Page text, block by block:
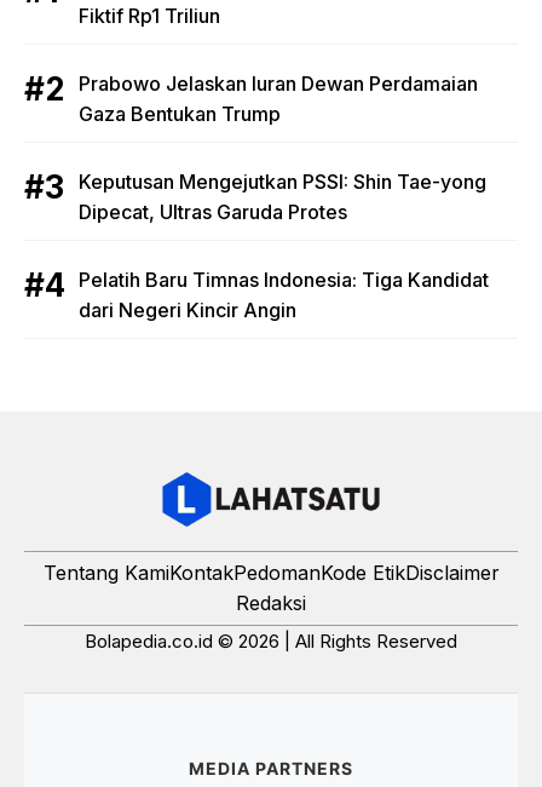
Fiktif Rp1 Triliun
Prabowo Jelaskan Iuran Dewan Perdamaian
Gaza Bentukan Trump
Keputusan Mengejutkan PSSI: Shin Tae-yong
Dipecat, Ultras Garuda Protes
Pelatih Baru Timnas Indonesia: Tiga Kandidat
dari Negeri Kincir Angin
Tentang KamiKontakPedomanKode EtikDisclaimer
Redaksi
Bolapedia.co.id © 2026 | All Rights Reserved
MEDIA PARTNERS